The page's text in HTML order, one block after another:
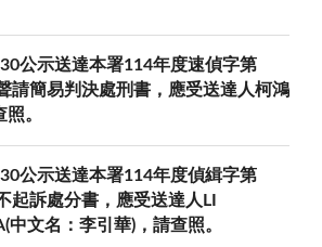
公示送達本署114年度速偵字第
請簡易判決處刑書，應受送達人柯鴻
。
公示送達本署114年度偵緝字第
起訴處分書，應受送達人LI
中文名：李引華)，請查照。